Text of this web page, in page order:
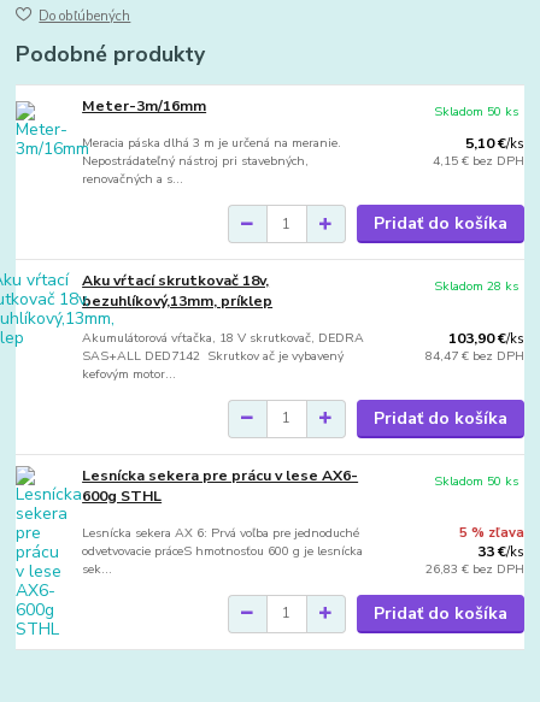
Do obľúbených
Podobné produkty
Meter-3m/16mm
Meracia páska dlhá 3 m je určená na meranie.
Nepostrádateľný nástroj pri stavebných,
renovačných a s...
5,10 €/ks
4,15 € bez DPH
Skladom 50 ks
Pridať do košíka
Aku vŕtací skrutkovač 18v,
bezuhlíkový,13mm, príklep
Akumulátorová vŕtačka, 18 V skrutkovač, DEDRA
SAS+ALL DED7142 Skrutkov ač je vybavený
kefovým motor...
103,90 €/ks
84,47 € bez DPH
Skladom 28 ks
Pridať do košíka
Lesnícka sekera pre prácu v lese AX6-
600g STHL
Lesnícka sekera AX 6: Prvá voľba pre jednoduché
odvetvovacie práceS hmotnosťou 600 g je lesnícka
sek...
5 % zľava
33 €/ks
26,83 € bez DPH
Skladom 50 ks
Pridať do košíka